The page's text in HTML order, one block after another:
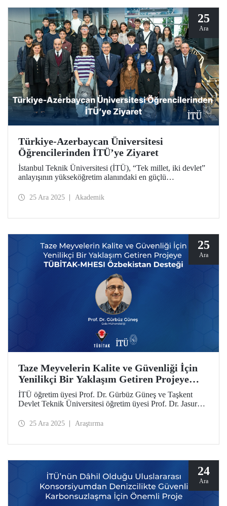
25
Ara
Türkiye-Azerbaycan Üniversitesi
Öğrencilerinden İTÜ’ye Ziyaret
İstanbul Teknik Üniversitesi (İTÜ), “Tek millet, iki devlet”
anlayışının yükseköğretim alanındaki en güçlü
(TAÜ) hazırlık sınıfı öğrencilerini ağırladı. İTÜ’nün
25 Ara 2025 Akademik
25
Ara
Taze Meyvelerin Kalite ve Güvenliği İçin
Yenilikçi Bir Yaklaşım Getiren Projeye
TÜBİTAK-MHESI Özbekistan Desteği
İTÜ öğretim üyesi Prof. Dr. Gürbüz Güneş ve Taşkent
Devlet Teknik Üniversitesi öğretim üyesi Prof. Dr. Jasur
MHESI Özbekistan Ortak Proje Çağrısı” kapsamında
25 Ara 2025 Araştırma
24
Ara